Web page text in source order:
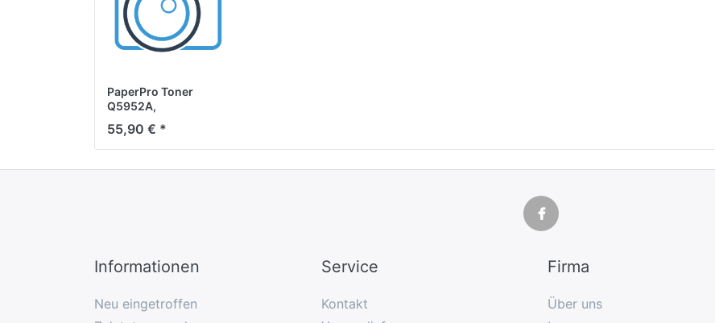
PaperPro Toner
Q5952A,
ca. 10.000 Seiten
55,90 € *
Informationen
Neu eingetroffen
Service
Kontakt
Firma
Über uns